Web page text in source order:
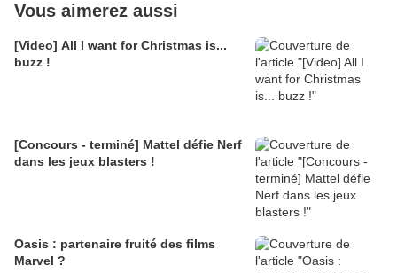
Vous aimerez aussi
[Video] All I want for Christmas is...
buzz !
[Concours - terminé] Mattel défie Nerf
dans les jeux blasters !
Oasis : partenaire fruité des films
Marvel ?